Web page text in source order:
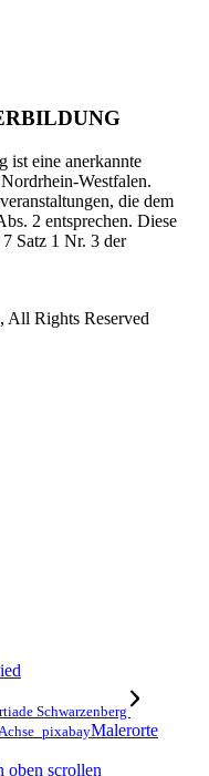
ist eine anerkannte
Westfalen.
die dem
2 entsprechen. Diese
Satz 1 Nr. 3 der
Rights Reserved
Schwarzenberg
Malerorte
oben scrollen